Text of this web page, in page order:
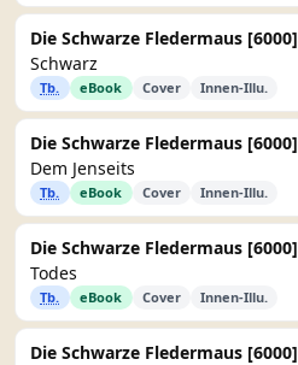
Die Schwarze Fledermaus [6000]
Schwarz
Tb. eBook Cover Innen-Illu.
Die Schwarze Fledermaus [6000]
Dem Jenseits
Tb. eBook Cover Innen-Illu.
Die Schwarze Fledermaus [6000]
Todes
Tb. eBook Cover Innen-Illu.
Die Schwarze Fledermaus [6000]